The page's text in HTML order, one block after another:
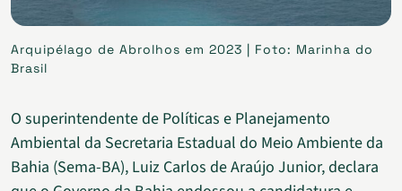
Arquipélago de Abrolhos em 2023 | Foto: Marinha do
Brasil
O superintendente de Políticas e Planejamento
Ambiental da Secretaria Estadual do Meio Ambiente da
Bahia (Sema-BA), Luiz Carlos de Araújo Junior, declara